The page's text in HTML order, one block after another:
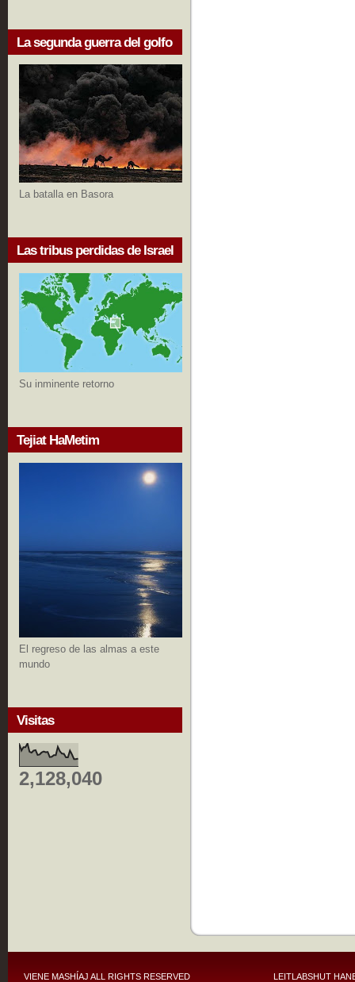
La segunda guerra del golfo
La batalla en Basora
Las tribus perdidas de Israel
Su inminente retorno
Tejiat HaMetim
El regreso de las almas a este
mundo
Visitas
2,128,040
VIENE MASHÍAJ ALL RIGHTS RESERVED LEITLABSHUT